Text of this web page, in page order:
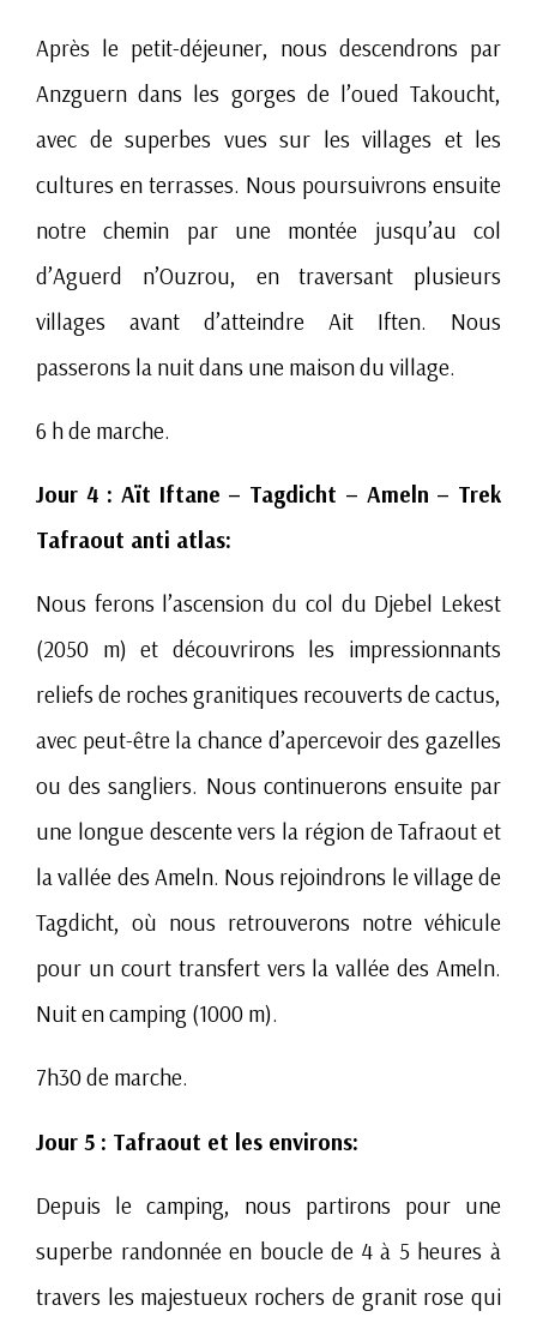
Après le petit-déjeuner, nous descendrons par
Anzguern dans les gorges de l’oued Takoucht,
avec de superbes vues sur les villages et les
cultures en terrasses. Nous poursuivrons ensuite
notre chemin par une montée jusqu’au col
d’Aguerd n’Ouzrou, en traversant plusieurs
villages avant d’atteindre Ait Iften. Nous
passerons la nuit dans une maison du village.
6 h de marche.
Jour 4 : Aït Iftane – Tagdicht – Ameln – Trek
Tafraout anti atlas:
Nous ferons l’ascension du col du Djebel Lekest
(2050 m) et découvrirons les impressionnants
reliefs de roches granitiques recouverts de cactus,
avec peut-être la chance d’apercevoir des gazelles
ou des sangliers. Nous continuerons ensuite par
une longue descente vers la région de Tafraout et
la vallée des Ameln. Nous rejoindrons le village de
Tagdicht, où nous retrouverons notre véhicule
pour un court transfert vers la vallée des Ameln.
Nuit en camping (1000 m).
7h30 de marche.
Jour 5 : Tafraout et les environs:
Depuis le camping, nous partirons pour une
superbe randonnée en boucle de 4 à 5 heures à
travers les majestueux rochers de granit rose qui